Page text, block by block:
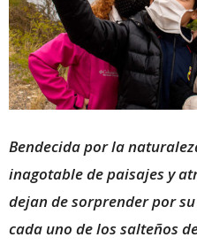
Bendecida por la
inagotable de paisajes y
dejan de sorprender por
cada uno de los salteños